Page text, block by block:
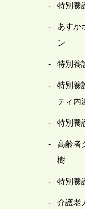
特別養
あすか
ン
特別養
特別養
ティ内
特別養
高齢者
樹
特別養
介護老